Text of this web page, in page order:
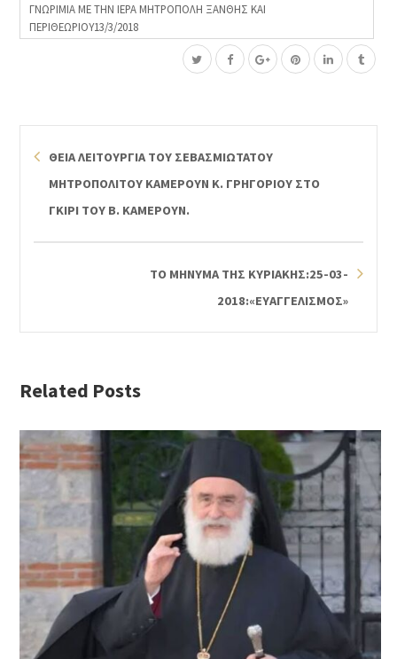
ΓΝΩΡΙΜΙΑ ΜΕ ΤΗΝ ΙΕΡΑ ΜΗΤΡΟΠΟΛΗ ΞΑΝΘΗΣ ΚΑΙ
ΠΕΡΙΘΕΩΡΙΟΥ13/3/2018
ΘΕΙΑ ΛΕΙΤΟΥΡΓΙΑ ΤΟΥ ΣΕΒΑΣΜΙΩΤΑΤΟΥ
ΜΗΤΡΟΠΟΛΙΤΟΥ ΚΑΜΕΡΟΥΝ Κ. ΓΡΗΓΟΡΙΟΥ ΣΤΟ
ΓΚΙΡΙ ΤΟΥ Β. ΚΑΜΕΡΟΥΝ.
ΤΟ ΜΗΝΥΜΑ ΤΗΣ ΚΥΡΙΑΚΗΣ:25-03-
2018:«ΕΥΑΓΓΕΛΙΣΜΟΣ»
Related Posts